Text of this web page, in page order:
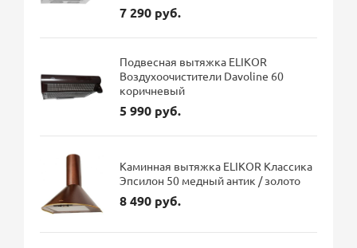
7 290 руб.
Подвесная вытяжка ELIKOR
Воздухоочистители Davoline 60
коричневый
5 990 руб.
Каминная вытяжка ELIKOR Классика
Эпсилон 50 медный антик / золото
8 490 руб.